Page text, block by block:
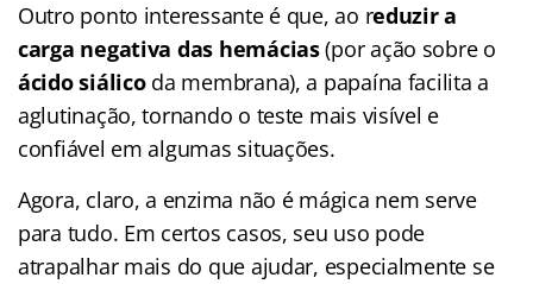
Outro ponto interessante é que, ao reduzir a
carga negativa das hemácias(por ação sobre o
ácido siálicoda membrana), a papaína facilita a
aglutinação, tornando o teste mais visível e
confiável em algumas situações.
Agora, claro, a enzima não é mágica nem serve
para tudo. Em certos casos, seu uso pode
atrapalhar mais do que ajudar, especialmente se